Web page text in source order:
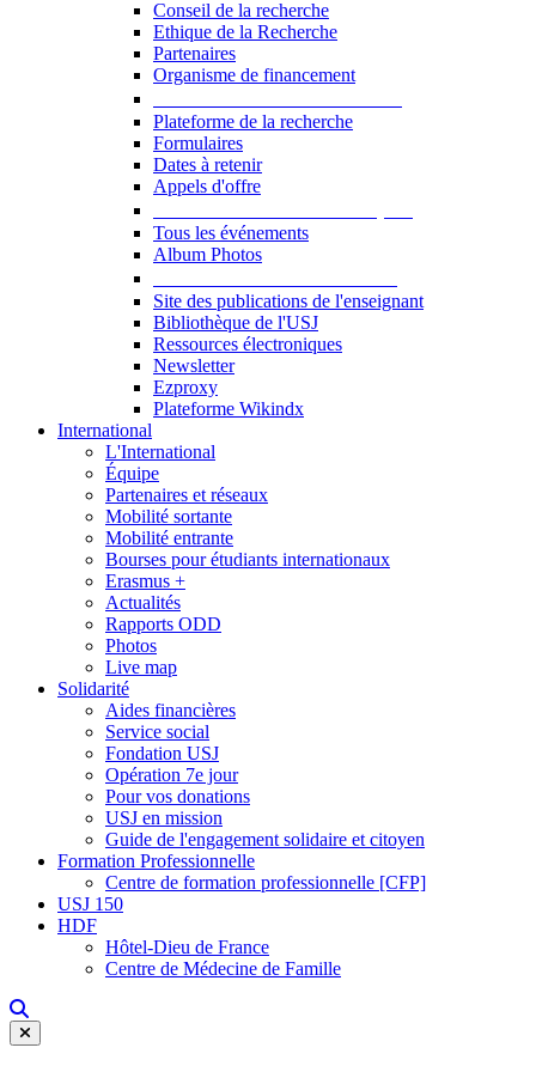
Conseil de la recherche
Ethique de la Recherche
Partenaires
Organisme de financement
Plateforme de la recherche
Formulaires
Dates à retenir
Appels d'offre
Tous les événements
Album Photos
Site des publications de l'enseignant
Bibliothèque de l'USJ
Ressources électroniques
Newsletter
Ezproxy
Plateforme Wikindx
International
L'International
Équipe
Partenaires et réseaux
Mobilité sortante
Mobilité entrante
Bourses pour étudiants internationaux
Erasmus +
Actualités
Rapports ODD
Photos
Live map
Solidarité
Aides financières
Service social
Fondation USJ
Opération 7e jour
Pour vos donations
USJ en mission
Guide de l'engagement solidaire et citoyen
Formation Professionnelle
Centre de formation professionnelle [CFP]
USJ 150
HDF
Hôtel-Dieu de France
Centre de Médecine de Famille